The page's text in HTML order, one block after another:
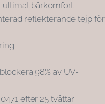
ultimat bärkomfort
reflekterande tejp för
98% av UV-
efter 25 tvättar